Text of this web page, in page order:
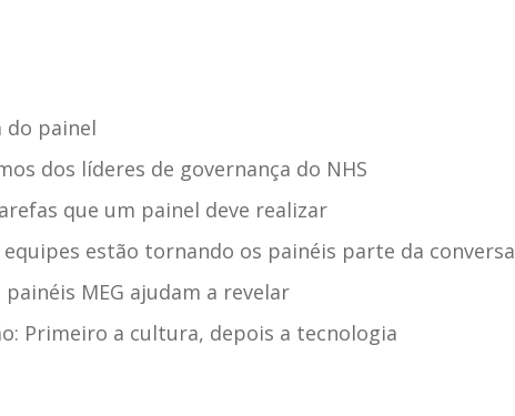
do painel
dos líderes de governança do NHS
que um painel deve realizar
equipes estão tornando os painéis parte da conversa
painéis MEG ajudam a revelar
Primeiro a cultura, depois a tecnologia